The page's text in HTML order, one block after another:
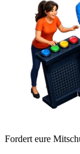
Fordert eure